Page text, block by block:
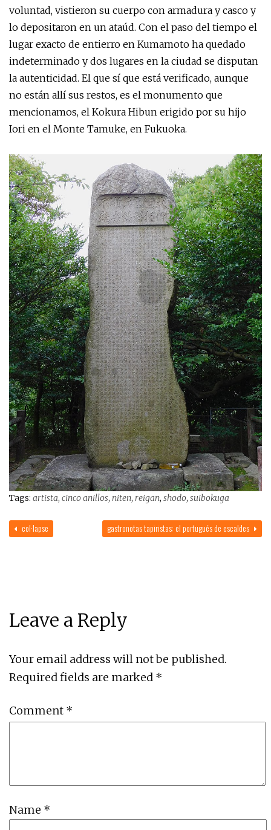
voluntad, vistieron su cuerpo con armadura y casco y
lo depositaron en un ataúd. Con el paso del tiempo el
lugar exacto de entierro en Kumamoto ha quedado
indeterminado y dos lugares en la ciudad se disputan
la autenticidad. El que sí que está verificado, aunque
no están allí sus restos, es el monumento que
mencionamos, el Kokura Hibun erigido por su hijo
Iori en el Monte Tamuke, en Fukuoka.
Tags: artista, cinco anillos, niten, reigan, shodo, suibokuga
gastronotas tapiristas: el portugués de escaldes
col·lapse
Leave a Reply
Your email address will not be published.
Required fields are marked *
Comment *
Name *